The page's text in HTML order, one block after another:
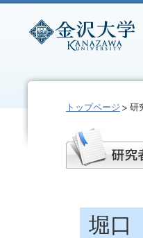
トップページ 研
堀